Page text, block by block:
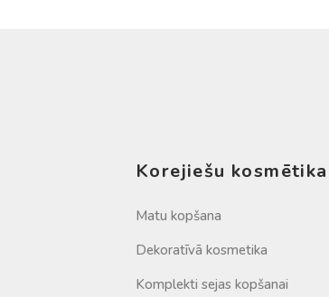
Korejiešu kosmētika
Matu kopšana
Dekoratīvā kosmetika
Komplekti sejas kopšanai